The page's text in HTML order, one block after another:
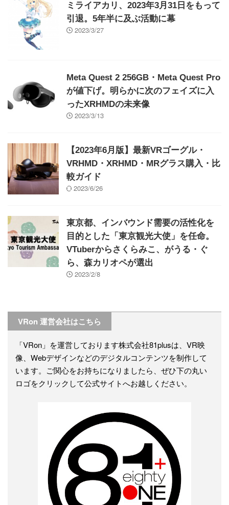
ミライアカリ、2023年3月31日をもって
引退。5年半に及ぶ活動に幕
2023/3/27
Meta Quest 2 256GB・Meta Quest Pro
が値下げ。明らかに次のフェイズに入
ったXRHMDの未来像
2023/3/13
【2023年6月版】最新VRゴーグル・
VRHMD・XRHMD・MRグラス購入・比
較ガイド
2023/6/26
東京都、インバウンド需要の活性化を
目的とした「東京観光大使」を任命。
VTuberからさくらみこ、がうる・ぐ
ら、森カリオペが選出
2023/2/8
VRon 運営会社はこちら
「VRon」を運営しております株式会社81plusは、VR映
像、Webデザインなどのデジタルコンテンツを制作して
います。ご関心をお持ちになりましたら、ぜひ下の丸い
ロゴをクリックして公式サイトへお越しください。